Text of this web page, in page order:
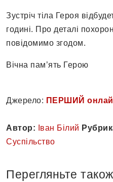
Зустріч тіла Героя
годині. Про деталі
повідомимо згодом.
Вічна пам’ять Герою ️
Джерело: ПЕРШИЙ
Автор: Іван Білий
Суспільство
Перегляньте